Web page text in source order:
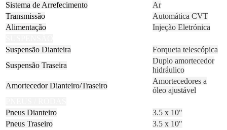
Sistema de Arrefecimento
Ar
Transmissão
Automática CVT
Alimentação
Injeção Eletrónica
Suspensão Dianteira
Forqueta telescópica
Suspensão Traseira
Duplo amortecedor
hidráulico
Amortecedor Dianteiro/Traseiro
Amortecedores a
óleo ajustável
Pneus Dianteiro
3.5 x 10"
Pneus Traseiro
3.5 x 10"